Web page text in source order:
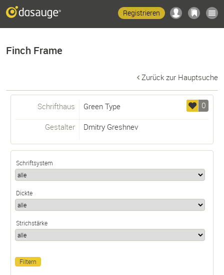
Registrieren
Finch Frame
Zurück zur Hauptsuche
0
Schrifthaus Green Type
Gestalter Dmitry Greshnev
Schriftsystem
Dickte
Strichstärke